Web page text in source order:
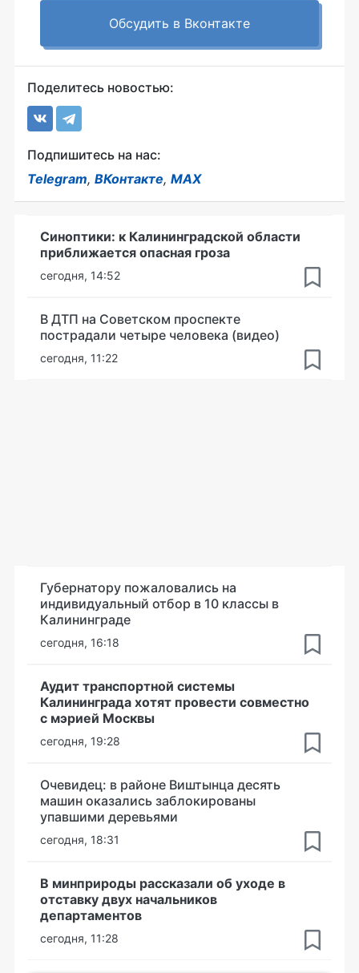
Обсудить в Вконтакте
Поделитесь новостью:
Подпишитесь на нас:
Telegram, ВКонтакте, MAX
Синоптики: к Калининградской области
приближается опасная гроза
сегодня, 14:52
В ДТП на Советском проспекте
пострадали четыре человека (видео)
сегодня, 11:22
Губернатору пожаловались на
индивидуальный отбор в 10 классы в
Калининграде
сегодня, 16:18
Аудит транспортной системы
Калининграда хотят провести совместно
с мэрией Москвы
сегодня, 19:28
Очевидец: в районе Виштынца десять
машин оказались заблокированы
упавшими деревьями
сегодня, 18:31
В минприроды рассказали об уходе в
отставку двух начальников
департаментов
сегодня, 11:28